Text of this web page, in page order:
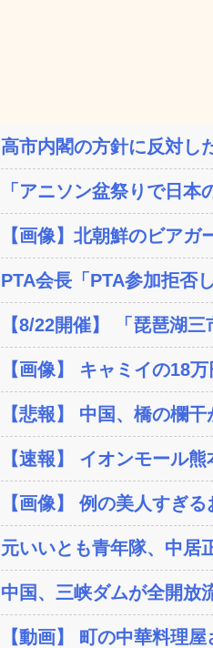
高市内閣の方針に反対し
「アニソン盆祭りで日
【画像】北朝鮮のビア
PTA会長「PTA参加拒否
【8/22開催】 「琵琶湖
【画像】 キャミイの18
【悲報】 中国、橋の欄
【速報】 イオンモール
【画像】 例の美人すぎ
元いいとも青年隊、中居
中国、三峡ダムが全開放
【動画】 町の中華料理